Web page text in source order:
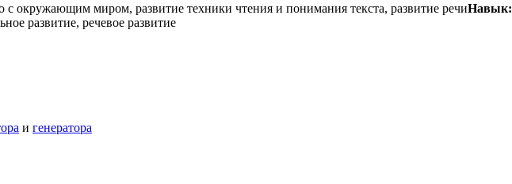
окружающим миром, развитие техники чтения и понимания текста, развитие речиНавык:
развитие, речевое развитие
и генератора